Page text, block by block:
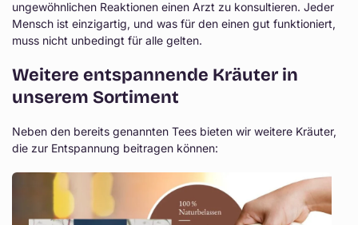
ungewöhnlichen Reaktionen einen Arzt zu konsultieren. Jeder
Mensch ist einzigartig, und was für den einen gut funktioniert,
muss nicht unbedingt für alle gelten.
Weitere entspannende Kräuter in
unserem Sortiment
Neben den bereits genannten Tees bieten wir weitere Kräuter,
die zur Entspannung beitragen können: